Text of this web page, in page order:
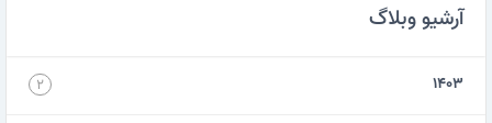
آرشیو وبلاگ
۱۴۰۳ ۲